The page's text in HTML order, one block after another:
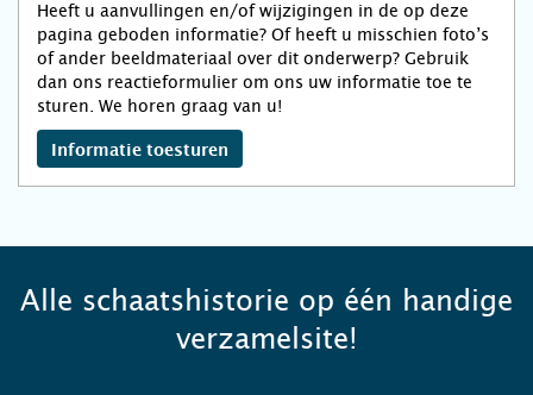
Heeft u aanvullingen en/of wijzigingen in de op deze
pagina geboden informatie? Of heeft u misschien foto’s
of ander beeldmateriaal over dit onderwerp? Gebruik
dan ons reactieformulier om ons uw informatie toe te
sturen. We horen graag van u!
Informatie toesturen
Alle schaatshistorie op één handige
verzamelsite!